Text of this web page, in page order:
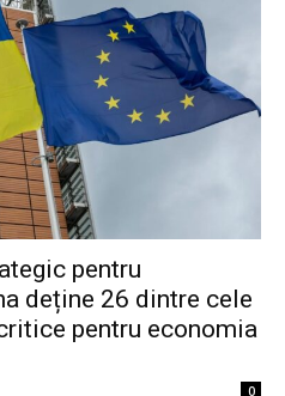
pentru
deține 26 dintre cele
pentru economia
0